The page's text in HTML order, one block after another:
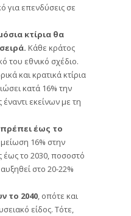
για επενδύσεις σε
κτίρια θα
Κάθε κράτος
του εθνικό σχέδιο.
και κρατικά κτίρια
κατά 16% την
εκείνων με τη
πρέπει έως το
16% στην
έως το 2030, ποσοστό
στο 20-22%
το 2040, οπότε και
είδος. Τότε,